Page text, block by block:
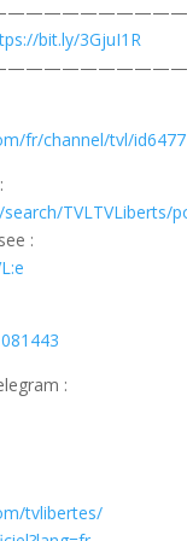
bit.ly/3GjuI1R
fr/channel/tvl/
TVLTVLiberts/
:
:
tvlibertes/